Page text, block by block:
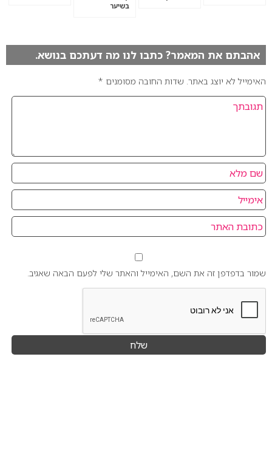
בשיער
אהבתם את המאמר? כתבו לנו מה דעתכם בנושא.
האימייל לא יוצג באתר. שדות החובה מסומנים *
שמור בדפדפן זה את השם, האימייל והאתר שלי לפעם הבאה שאגיב.